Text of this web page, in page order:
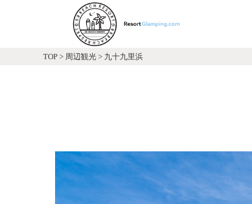
TOP > 周辺観光 > 九十九里浜